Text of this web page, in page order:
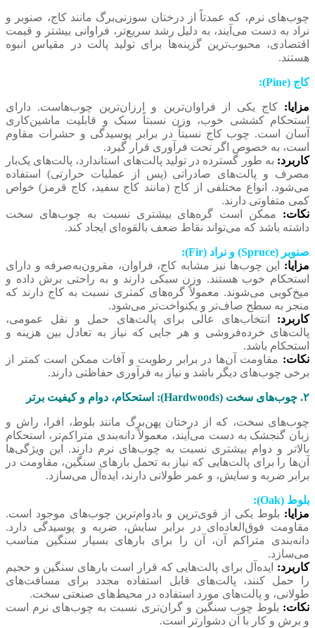
چوب‌های نرم، که عمدتاً از درختان سوزنی‌برگ مانند کاج، صنوبر و
نراد به دست می‌آیند، به دلیل رشد سریع‌تر، فراوانی بیشتر و قیمت
اقتصادی، محبوب‌ترین گزینه‌ها برای تولید پالت در مقیاس انبوه
هستند.
کاج (Pine):
مزایا: کاج یکی از فراوان‌ترین و ارزان‌ترین چوب‌هاست. دارای
استحکام کششی خوب، وزن نسبتاً سبک و قابلیت ماشین‌کاری
آسان است. چوب کاج نسبتاً در برابر پوسیدگی و حشرات مقاوم
است، به خصوص اگر تحت فرآوری قرار گیرد.
کاربرد: به طور گسترده در تولید پالت‌های استاندارد، پالت‌های یک‌بار
مصرف و پالت‌های صادراتی (پس از عملیات حرارتی) استفاده
می‌شود. انواع مختلفی از کاج (مانند کاج سفید، کاج قرمز) خواص
کمی متفاوتی دارند.
نکات: ممکن است گره‌های بیشتری نسبت به چوب‌های سخت
داشته باشد که می‌تواند نقاط ضعف بالقوه‌ای ایجاد کند.
صنوبر (Spruce) و نراد (Fir):
مزایا: این چوب‌ها نیز مشابه کاج، فراوان، مقرون‌به‌صرفه و دارای
استحکام خوب هستند. وزن سبکی دارند و به راحتی برش داده و
میخ‌کوبی می‌شوند. معمولاً گره‌های کمتری نسبت به کاج دارند که
منجر به سطح صاف‌تر و یکنواخت‌تر می‌شود.
کاربرد: انتخاب‌های عالی برای پالت‌های حمل و نقل عمومی،
پالت‌های خرده‌فروشی و هر جایی که نیاز به تعادل بین هزینه و
استحکام باشد.
نکات: مقاومت آن‌ها در برابر رطوبت و آفات ممکن است کمتر از
برخی چوب‌های دیگر باشد و نیاز به فرآوری حفاظتی دارند.
۲. چوب‌های سخت (Hardwoods): استحکام، دوام و کیفیت برتر
چوب‌های سخت، که از درختان پهن‌برگ مانند بلوط، افرا، راش و
زبان گنجشک به دست می‌آیند، معمولاً دانه‌بندی متراکم‌تر، استحکام
بالاتر و دوام بیشتری نسبت به چوب‌های نرم دارند. این ویژگی‌ها
آن‌ها را برای پالت‌هایی که نیاز به تحمل بارهای سنگین، مقاومت در
برابر ضربه و سایش، و عمر طولانی دارند، ایده‌آل می‌سازد.
بلوط (Oak):
مزایا: بلوط یکی از قوی‌ترین و بادوام‌ترین چوب‌های موجود است.
مقاومت فوق‌العاده‌ای در برابر سایش، ضربه و پوسیدگی دارد.
دانه‌بندی متراکم آن، آن را برای بارهای بسیار سنگین مناسب
می‌سازد.
کاربرد: ایده‌آل برای پالت‌هایی که قرار است بارهای سنگین و حجیم
را حمل کنند، پالت‌های قابل استفاده مجدد برای مسافت‌های
طولانی، و پالت‌های مورد استفاده در محیط‌های صنعتی سخت.
نکات: بلوط چوب سنگین و گران‌تری نسبت به چوب‌های نرم است
و برش و کار با آن دشوارتر است.